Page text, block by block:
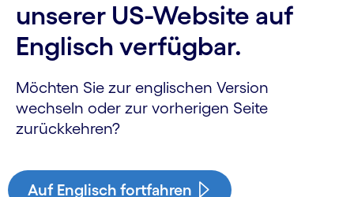
unserer US-Website auf
Englisch verfügbar.
Möchten Sie zur englischen Version
wechseln oder zur vorherigen Seite
zurückkehren?
Auf Englisch fortfahren